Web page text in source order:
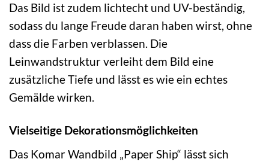
Das Bild ist zudem lichtecht und UV-beständig,
sodass du lange Freude daran haben wirst, ohne
dass die Farben verblassen. Die
Leinwandstruktur verleiht dem Bild eine
zusätzliche Tiefe und lässt es wie ein echtes
Gemälde wirken.
Vielseitige Dekorationsmöglichkeiten
Das Komar Wandbild „Paper Ship“ lässt sich